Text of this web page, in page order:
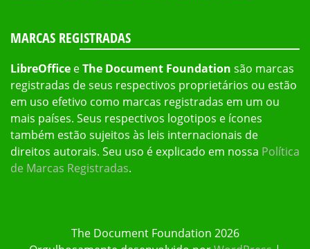
MARCAS REGISTRADAS
LibreOffice eThe Document Foundation são marcas
registradas de seus respectivos proprietários ou estão
em uso efetivo como marcas registradas em um ou
mais países. Seus respectivos logotipos e ícones
também estão sujeitos às leis internacionais de
direitos autorais. Seu uso é explicado em nossa Política
de Marcas Registradas.
The Document Foundation 2026